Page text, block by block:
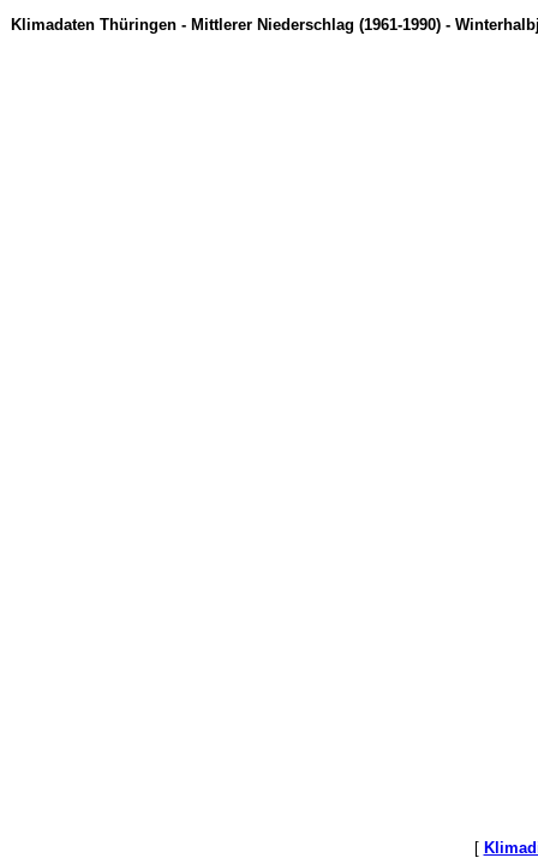
Klimadaten Thüringen - Mittlerer Niederschlag (1961-1990) -
[